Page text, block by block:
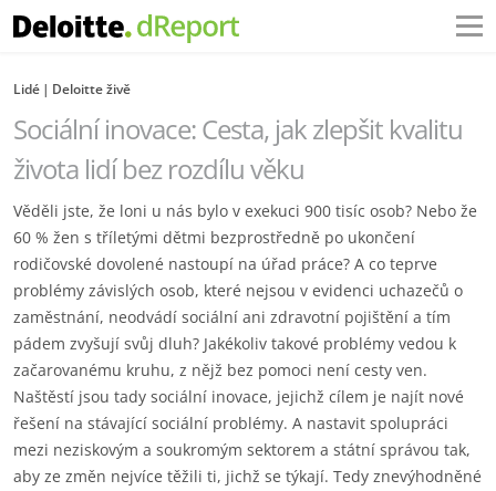
Lidé Deloitte živě
Sociální inovace: Cesta, jak zlepšit kvalitu
života lidí bez rozdílu věku
Věděli jste, že loni u nás bylo v exekuci 900 tisíc osob? Nebo že
60 % žen s tříletými dětmi bezprostředně po ukončení
rodičovské dovolené nastoupí na úřad práce? A co teprve
problémy závislých osob, které nejsou v evidenci uchazečů o
zaměstnání, neodvádí sociální ani zdravotní pojištění a tím
pádem zvyšují svůj dluh? Jakékoliv takové problémy vedou k
začarovanému kruhu, z nějž bez pomoci není cesty ven.
Naštěstí jsou tady sociální inovace, jejichž cílem je najít nové
řešení na stávající sociální problémy. A nastavit spolupráci
mezi neziskovým a soukromým sektorem a státní správou tak,
aby ze změn nejvíce těžili ti, jichž se týkají. Tedy znevýhodněné